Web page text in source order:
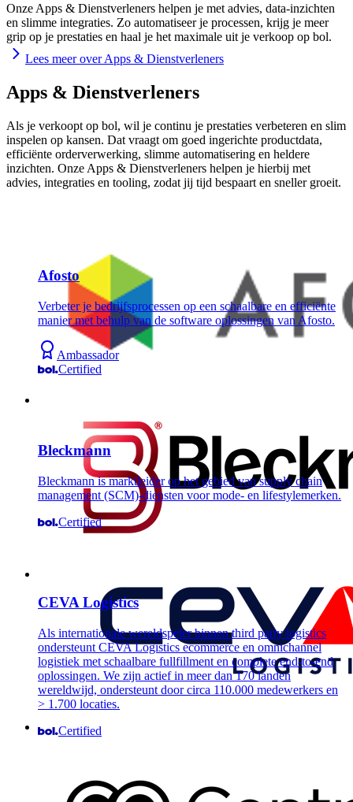
Onze Apps & Dienstverleners helpen je met advies, data-inzichten
en slimme integraties. Zo automatiseer je processen, krijg je meer
grip op je prestaties en haal je het maximale uit je verkoop op bol.
Lees meer over Apps & Dienstverleners
Apps & Dienstverleners
Als je verkoopt op bol, wil je continu je prestaties verbeteren en slim
inspelen op kansen. Dat vraagt om goed ingerichte productdata,
efficiënte orderverwerking, slimme automatisering en heldere
inzichten. Onze Apps & Dienstverleners helpen je hierbij met
advies, integraties en tooling, zodat jij tijd bespaart en sneller groeit.
Afosto
Verbeter je bedrijfsprocessen op een schaalbare en efficiënte
manier met behulp van de software oplossingen van Afosto.
Ambassador
Certified
Bleckmann
Bleckmann is marktleider op het gebied van supply chain
management (SCM)-diensten voor mode- en lifestylemerken.
Certified
CEVA Logistics
Als internationale wereldspeler binnen third party logistics
ondersteunt CEVA Logistics ecommerce en omnichannel
logistiek met schaalbare fullfillment en complete end-to-end
oplossingen. We zijn actief in meer dan 170 landen
wereldwijd, ondersteunt door circa 110.000 medewerkers en
> 1.700 locaties.
Certified